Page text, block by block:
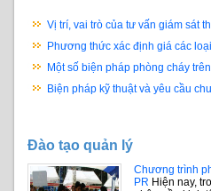
Vị trí, vai trò của tư vấn giám sát
Phương thức xác định giá các
Một số biện pháp phòng cháy
Biện pháp kỹ thuật và yêu cầu
Đào tạo quản lý
Chương trình
PR Hiện nay,